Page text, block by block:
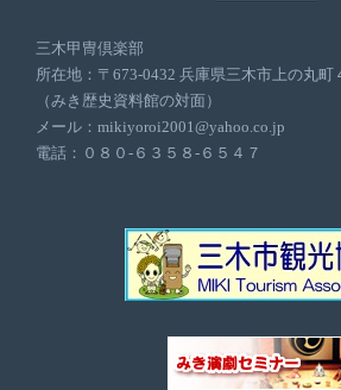
三木甲冑倶楽部
所在地：〒673-0432 兵庫県三木市上の丸町
（みき歴史資料館の対面）
メール：mikiyoroi2001@yahoo.co.jp
電話：０８０-６３５８-６５４７